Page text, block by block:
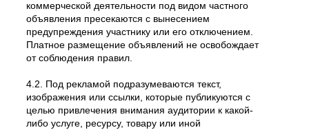
коммерческой деятельности под видом частного
объявления пресекаются с вынесением
предупреждения участнику или его отключением.
Платное размещение объявлений не освобождает
от соблюдения правил.
4.2. Под рекламой подразумеваются текст,
изображения или ссылки, которые публикуются с
целью привлечения внимания аудитории к какой-
либо услуге, ресурсу, товару или иной